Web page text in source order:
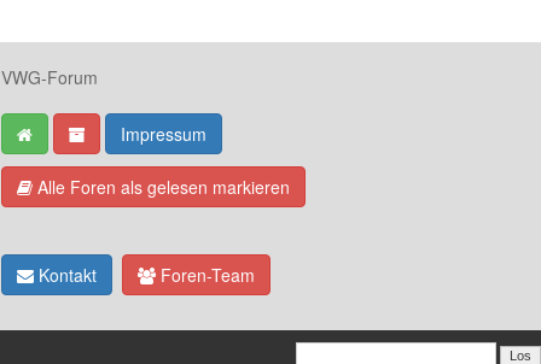
VWG-Forum
Impressum
Alle Foren als gelesen markieren
Kontakt Foren-Team